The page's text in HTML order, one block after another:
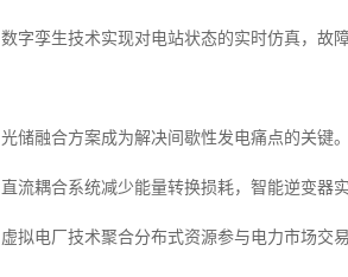
数字孪生技术实现对电站状态的实时仿真，故
光储融合方案成为解决间歇性发电痛点的关键。
直流耦合系统减少能量转换损耗，智能逆变器
虚拟电厂技术聚合分布式资源参与电力市场交